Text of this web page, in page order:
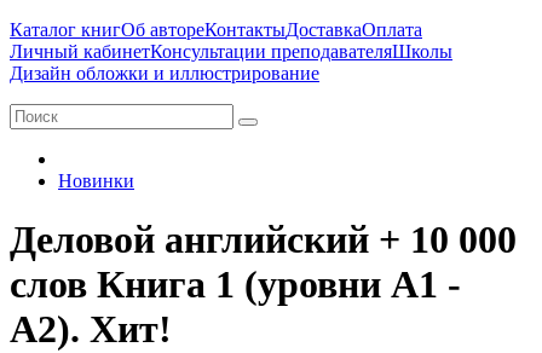
Каталог книгОб автореКонтактыДоставкаОплата
Личный кабинетКонсультации преподавателяШколы
Дизайн обложки и иллюстрирование
Новинки
Деловой английский + 10 000
слов Книга 1 (уровни А1 -
А2). Хит!